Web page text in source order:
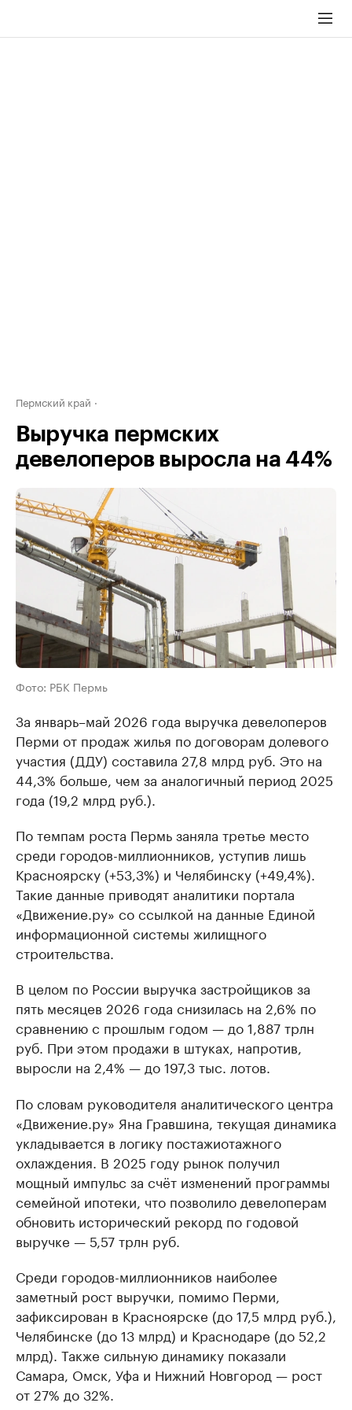
Пермский край
Выручка пермских
девелоперов выросла на 44%
Фото: РБК Пермь
За январь–май 2026 года выручка девелоперов
Перми от продаж жилья по договорам долевого
участия (ДДУ) составила 27,8 млрд руб. Это на
44,3% больше, чем за аналогичный период 2025
года (19,2 млрд руб.).
По темпам роста Пермь заняла третье место
среди городов-миллионников, уступив лишь
Красноярску (+53,3%) и Челябинску (+49,4%).
Такие данные приводят аналитики портала
«Движение.ру» со ссылкой на данные Единой
информационной системы жилищного
строительства.
В целом по России выручка застройщиков за
пять месяцев 2026 года снизилась на 2,6% по
сравнению с прошлым годом — до 1,887 трлн
руб. При этом продажи в штуках, напротив,
выросли на 2,4% — до 197,3 тыс. лотов.
По словам руководителя аналитического центра
«Движение.ру» Яна Гравшина, текущая динамика
укладывается в логику постажиотажного
охлаждения. В 2025 году рынок получил
мощный импульс за счёт изменений программы
семейной ипотеки, что позволило девелоперам
обновить исторический рекорд по годовой
выручке — 5,57 трлн руб.
Среди городов-миллионников наиболее
заметный рост выручки, помимо Перми,
зафиксирован в Красноярске (до 17,5 млрд руб.),
Челябинске (до 13 млрд) и Краснодаре (до 52,2
млрд). Также сильную динамику показали
Самара, Омск, Уфа и Нижний Новгород — рост
от 27% до 32%.